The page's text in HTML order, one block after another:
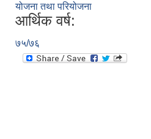
योजना तथा परियोजना
आर्थिक वर्ष:
७५/७६